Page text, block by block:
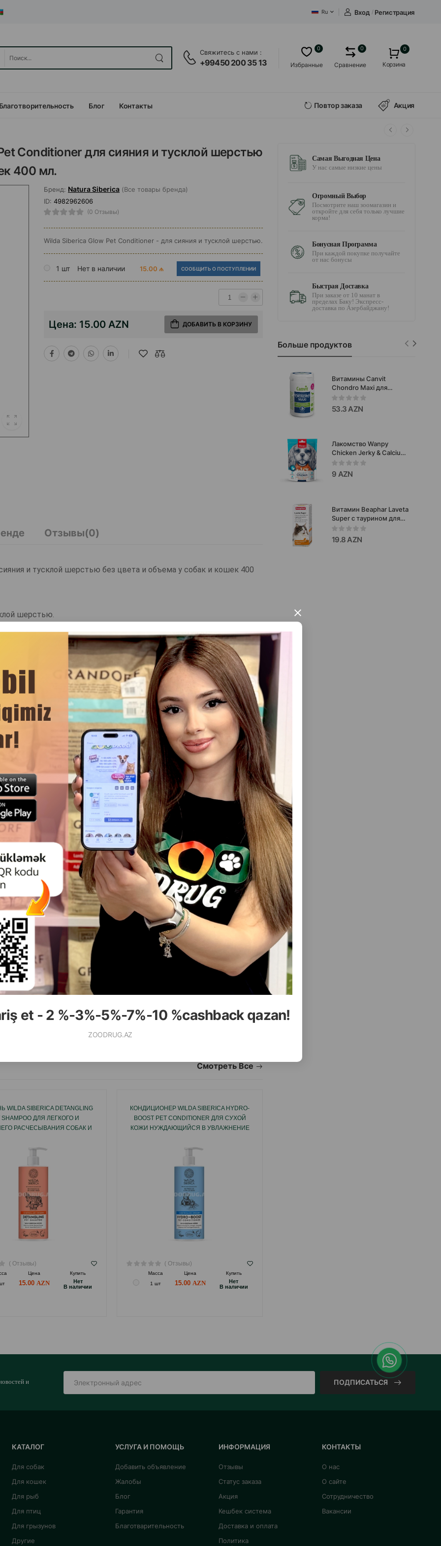
et - 2 %-3%-5%-7%-10 %cashback qazan!
ZOODRUG.AZ
×
Ru Вход / Регистрация
Свяжитесь с нами :
+99450 200 35 13 Избранные
0
Сравнение
0 0
Корзина
Благотворительность Блог Контакты Повтор заказа Акция
Conditioner для сияния и тусклой шерстью
400 мл.
Бренд: Natura Siberica (Все товары бренда)
ID: 4982962606
(0 Отзывы)
Wilda Siberica Glow Pet Conditioner - для сияния и тусклой шерстью.
1 шт Нет в наличии 15.00 ₼ СООБЩИТЬ О ПОСТУПЛЕНИИ
Цена: 15.00 AZN ДОБАВИТЬ В КОРЗИНУ
Отзывы(0)
и тусклой шерстью без цвета и объема у собак и кошек 400
шерстью.
для домашних животных, чья шерсть потеряла свой блеск и
волосы, и важные антиоксиданты, которые делают волосы
увлажняют и восстанавливают волосы, придавая им
компонент, делающий шерсть особенно мягкой.
ЧИТАТЬ ДАЛЬШЕ
Смотреть Все
TAURO PRO LINE FUR
CONDITIONER-НЕСМЫВАЕМОЕ
СОЗДАННОЕ ДЛЯ
И УСКОРЕНИЯ РОСТА
У СОБАК И КОШЕК 250МЛ.
( Отзывы)
Цена
Купить
шт
25.00
КОНДИЦИОНЕР TAURO PRO LINE PURE
NATURE MAGIC-PLEX CONDITIONER -
ПРОФЕССИОНАЛЬНЫЙ КОНДИЦИОНЕР
ДЛЯ ИНТЕНСИВНОГО
ВОССТАНОВЛЕНИЯ И УХОДА ЗА
ШЕРСТЬЮ 400ML.
1 шт
29.00
КОНДИЦИОНЕР TAURO PRO LINE ULTRA
ЧУВСТВИТЕЛЬНОЙ КОЖИ И ШЕРСТИ
Смотреть Все
SIBERICA DETANGLING
SHAMPOO ДЛЯ ЛЕГКОГО И
РАСЧЕСЫВАНИЯ СОБАК И
( Отзывы)
Цена
Купить
15.00
Hет
B наличии
КОНДИЦИОНЕР WILDA SIBERICA HYDRO-
BOOST PET CONDITIONER ДЛЯ СУХОЙ
КОЖИ НУЖДАЮЩИЙСЯ В УВЛАЖНЕНИЕ
( Отзывы)
Масса Цена
Купить
1 шт
15.00
Hет
B наличии
Самая Выгодная Цена
У нас самые низкие цены
Огромный Выбор
Посмотрите наш зоомагазин и
откройте для себя только лучшие
корма!
Бонусная Программа
При каждой покупке получайте
от нас бонусы
Быстрая Доставка
При заказе от 10 манат в
пределах Баку! Экспресс-
доставка по Азербайджану!
Больше продуктов
Витамины Canvit
Chondro Maxi для
укрепления костей,
суставов и сухожилий
собак весом более 25
53.3 AZN
Лакомство Wanpy
Chicken Jerky & Calcium
Bone Twists для собак
со вкусом куриной
кости и кальция
9 AZN
Витамин Beaphar Laveta
Super с таурином для
улучшение и качество
кожи и шерсти у кошек
50 мл.
19.8 AZN
и
ПОДПИСАТЬСЯ
КАТАЛОГ
Для собак
Для кошек
Для рыб
Для птиц
Для грызунов
Другие
УСЛУГА И ПОМОЩЬ
Добавить объявление
Жалобы
Блог
Гарантия
Благотварительность
ИНФОРМАЦИЯ
Отзывы
Статус заказа
Акция
Кешбек система
Доставка и оплата
Политика
КОНТАКТЫ
О нас
О сайте
Сотрудничество
Вакансии